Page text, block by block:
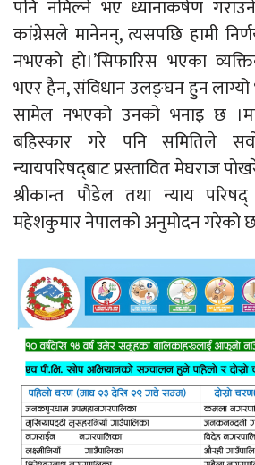
पनि नमिल्ने भए ध्यानाकर्षण
कांग्रेसले मानेनन्, त्यसपछि हामी
नभएको हो।’सिफारिस भएका
भएर हैन, संविधान उलङ्घन हुन लाग्यो
सामेल नभएको उनको भनाइ छ
बहिस्कार गरे पनि समितिले
न्यायपरिषद्‍बाट प्रस्तावित मेघराज
श्रीकान्त पौडेल तथा न्याय
महेशकुमार नेपालको अनुमोदन गरेको